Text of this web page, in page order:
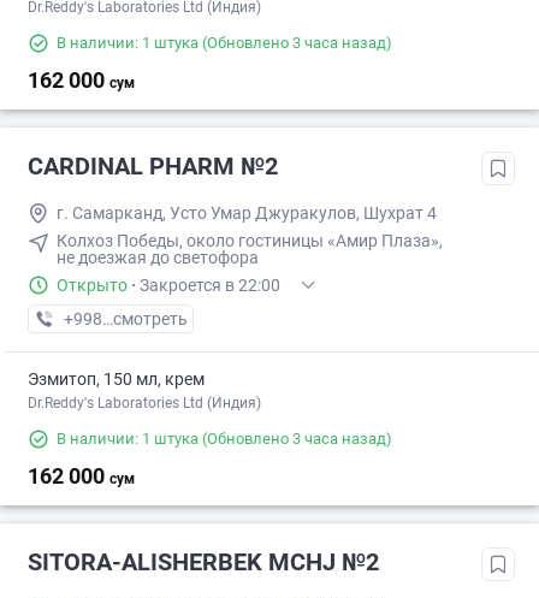
Dr.Reddy's Laboratories Ltd (Индия)
В наличии: 1 штука (Обновлено 3 часа назад)
162 000 сум
CARDINAL PHARM №2
г. Самарканд, Усто Умар Джуракулов, Шухрат 4
Колхоз Победы, около гостиницы «Амир Плаза»,
не доезжая до светофора
Открыто · Закроется в 22:00
+998 (99) XXX-XX-XX
смотреть
Эзмитоп, 150 мл, крем
Dr.Reddy's Laboratories Ltd (Индия)
В наличии: 1 штука (Обновлено 3 часа назад)
162 000 сум
SITORA-ALISHERBEK MCHJ №2